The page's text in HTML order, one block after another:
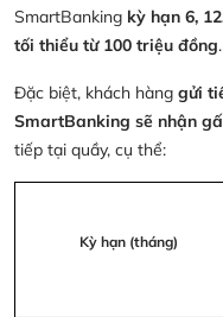
SmartBanking kỳ hạn 6,
tối thiểu từ 100 triệu đồng.
Đặc biệt, khách hàng gửi
SmartBanking sẽ nhận
tiếp tại quầy, cụ thể:
Kỳ hạn (tháng)